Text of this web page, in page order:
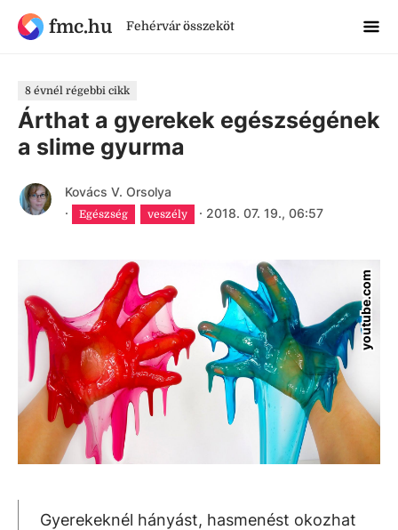
fmc.hu Fehérvár összeköt
8 évnél régebbi cikk
Árthat a gyerekek egészségének
a slime gyurma
Kovács V. Orsolya
·
Egészség veszély · 2018. 07. 19., 06:57
youtube.com
Gyerekeknél hányást, hasmenést okozhat